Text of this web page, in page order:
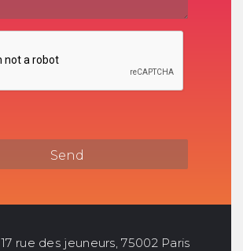
17 rue des jeuneurs, 75002 Paris